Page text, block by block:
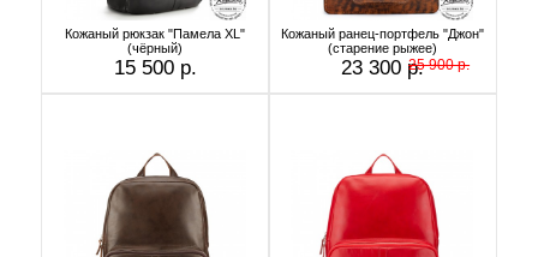
Кожаный рюкзак "Памела XL"
(чёрный)
15 500 р.
Кожаный ранец-портфель "Джон"
(старение рыжее)
23 300 р.25 900 р.